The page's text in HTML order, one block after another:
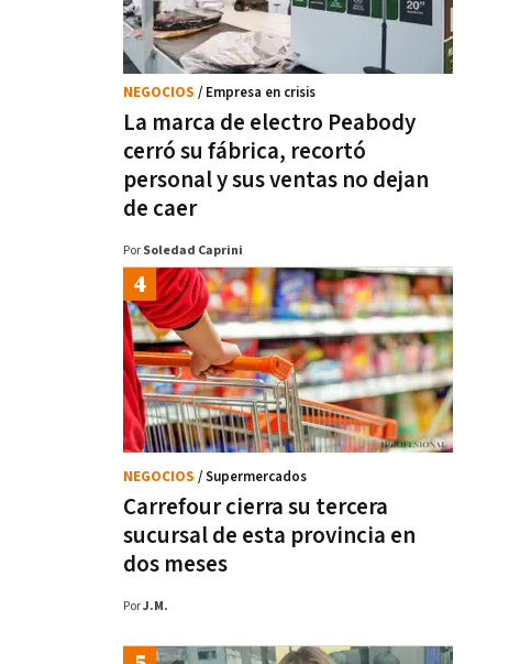
La marca de electro Peabody
cerró su fábrica, recortó
personal y sus ventas no dejan
de caer
NEGOCIOS / Empresa en crisis
Por Soledad Caprini
Carrefour cierra su tercera
sucursal de esta provincia en
dos meses
NEGOCIOS / Supermercados
PorJ.M.